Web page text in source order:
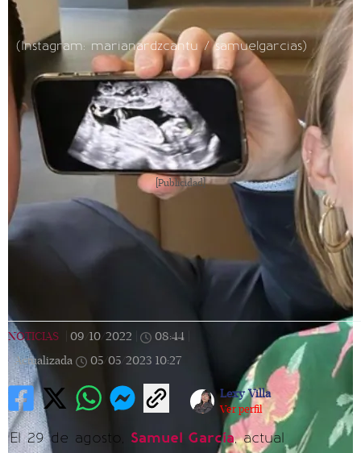
(Instagram: marianardzcantu / samuelgarcias)
[Publicidad]
NOTICIAS 09/10/2022 08:44
Actualizada
05/05/2023 10:27
Lexy Villa
Ver perfil
El 29 de agosto, Samuel García, actual